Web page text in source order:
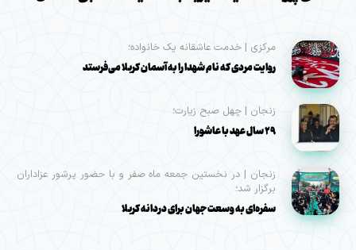
مرکزی | خدمت عاشقانه یک خانواده؛
روایت مردی که نام شهدا را به آسمان کربلا می‌فرستد
زنجان | چهل صبح زیارت؛
۲۹ سال عهد با عاشورا
زنجان | در نخستین جمعه ماه صفر و با حضور پرشور عزاداران
برگزار شد؛
سفره‌ای به وسعت جهان برای دردانه کربلا